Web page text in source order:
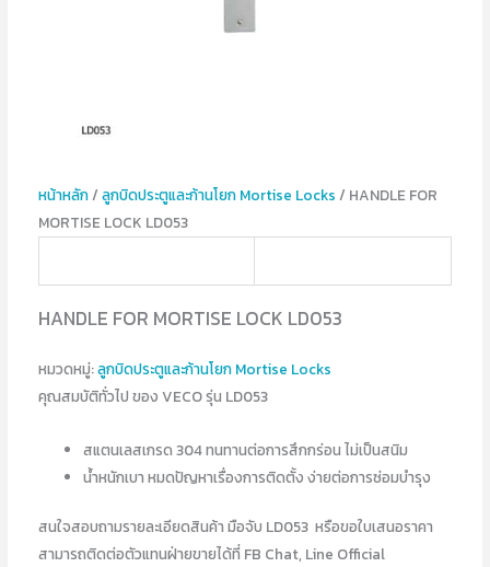
หน้าหลัก/ ลูกบิดประตูและก้านโยก Mortise Locks / HANDLE FOR
MORTISE LOCK LD053
HANDLE FOR MORTISE LOCK LD053
หมวดหมู่:ลูกบิดประตูและก้านโยก Mortise Locks
คุณสมบัติทั่วไป ของ VECO รุ่น LD053
สแตนเลสเกรด 304 ทนทานต่อการสึกกร่อน ไม่เป็นสนิม
น้ำหนักเบา หมดปัญหาเรื่องการติดตั้ง ง่ายต่อการซ่อมบำรุง
สนใจสอบถามรายละเอียดสินค้า มือจับ LD053 หรือขอใบเสนอราคา
สามารถติดต่อตัวแทนฝ่ายขายได้ที่ FB Chat, Line Official